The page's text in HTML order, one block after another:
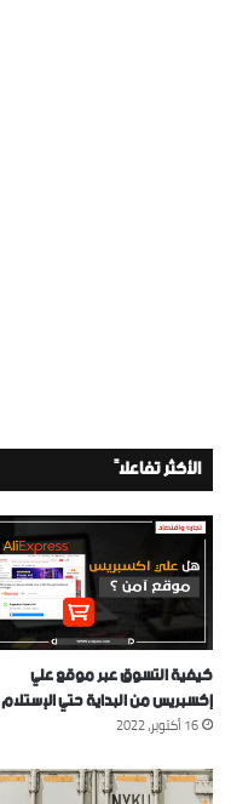
الأكثر تفاعلاً
كيفية التسوق عبر موقع علي
إكسبريس من البداية حتي الإستلام
16 أكتوبر، 2022